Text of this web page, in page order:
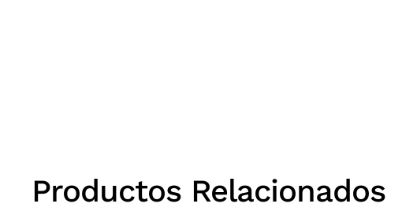
Productos Relacionados